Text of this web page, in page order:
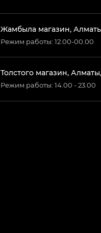
Жамбыла магазин,
Режим работы: 12.00-00.00
Толстого магазин,
Режим работы: 14.00 - 23.00